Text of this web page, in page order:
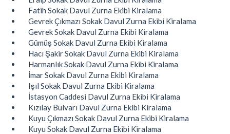
Fatih Sokak Davul Zurna Ekibi Kiralama
Gevrek Çıkmazı Sokak Davul Zurna Ekibi Kiralama
Gevrek Sokak Davul Zurna Ekibi Kiralama
Gümüş Sokak Davul Zurna Ekibi Kiralama
Hacı Şakir Sokak Davul Zurna Ekibi Kiralama
Harmanlık Sokak Davul Zurna Ekibi Kiralama
İmar Sokak Davul Zurna Ekibi Kiralama
Işıl Sokak Davul Zurna Ekibi Kiralama
İstasyon Caddesi Davul Zurna Ekibi Kiralama
Kızılay Bulvarı Davul Zurna Ekibi Kiralama
Kuyu Çıkmazı Sokak Davul Zurna Ekibi Kiralama
Kuyu Sokak Davul Zurna Ekibi Kiralama